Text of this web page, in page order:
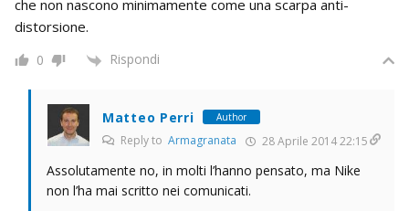
che non nascono minimamente come una scarpa anti-
distorsione.
0 Rispondi
Matteo Perri Author
Reply to Armagranata 28 Aprile 2014 22:15
Assolutamente no, in molti l’hanno pensato, ma Nike
non l’ha mai scritto nei comunicati.